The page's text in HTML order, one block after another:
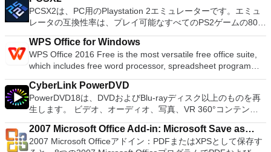
主な機能は次のとおりです。 クラウドサービスを介してVNC
Connectを実行しているコンピューターに接続します。 Apple
Screen Sharing（ARD）などのサードパーティ製のVNC互換
ソフトウェアを実行しているコンピューターに直接接続しま
す。 各デバイスでVNC Viewerにサインインして、すべてのデ
バイス間の接続をバックアップおよび同期します。 仮想キー
の高度なキーが含まれています。 Bluetoothキーボードのサポ
ート。 VNC Connectサブスクリプションには、無料、有料、
試用の3つのバージョンがあります。 制御する必要のあるマシ
ンごとに、RealVNCのWebサイトにアクセスして、各コンピ
ューターにVNC Connectをダウンロードするだけです。次
に、RealVNCアカウントの資格情報を使用して、ローカルマ
ISOからUSBインストールメディアを作成する必要がある場
合。 OSがインストールされていないシステムで作業する必要
がある場合。 BIOSまたはその他のファームウェアをDOSから
フラッシュする必要がある場合。 低レベルのユーティリティ
を実行する必要がある場合。 Rufusは次の* ISOで動作しま
す：Arch Linux、Archbang、BartPE / pebuilder、CentOS、
Damn Small Linux、Fedora、FreeDOS、Gentoo、
gNewSense、Hiren&#39;s Boot CD、LiveXP、Knoppix、
Kubuntu、Linux Mint、NT Password Registry Editor、
OpenSUSE、Parted Magic、Slackware、Tails、Trinity
Rescue Kit、Ubuntu、Ultimate Boot CD、Windows XP（SP2
以降）、Windows Server 2003 R2、Windows Vista、
PCSX2は、PC用のPlaystation 2エミュレーターです。エミュ
レータの互換性率は、プレイ可能なすべてのPS2ゲームの80％
以上を誇っています。かなり強力なコンピューターを所有して
いる場合、PCSX2は優れたエミュレーターです。また、この
アプリケーションはローエンドコンピューターのサポートも提
供するため、Playstation 2コンソールのすべての所有者は、
PCで動作するゲームを見ることができます。 PCSX2エミュレ
ーターを使用すると、PS2コントローラーを使用して、本物の
プレイステーション体験をシミュレートできます。このアプリ
ケーションでは、ディスクからゲームを直接実行することも、
ハードドライブからISOイメージとして実行することもできま
す。 主な機能は次のとおりです。 Savestates：ボタンを1つ
押すだけで、ゲームの現在の「状態」を保存できます。 無制
WPS Office for Windows
WPS Office 2016 Free is the most versatile free office suite,
which includes free word processor, spreadsheet program
and presentation maker. With these three programs you will
easily be able to deal with any office related tasks. WPS
Office 2016 Free has multiple language support for English,
French, German, Spanish, Portuguese,Russian and Polish
languages. To switch between languages requires only a
single click! Despite being a free suite, WPS Office comes
with many innovative features, such as the paragraph
CyberLink PowerDVD
PowerDVD18は、DVDおよびBlu-rayディスク以上のものを再
生します。 ビデオ、オーディオ、写真、VR 360°コンテン
ツ、さらにはYouTubeやVimeoにとっても、PowerDVD18は重
要なエンターテイメントの仲間です。 Ultra HD HDR TVとサ
ラウンドサウンドシステムの可能性を解き放ち、360°ビデオ
2007 Microsoft Office Add-in: Microsoft Save as
PDF or XPS
2007 Microsoft Officeアドイン：PDFまたはXPSとして保存す